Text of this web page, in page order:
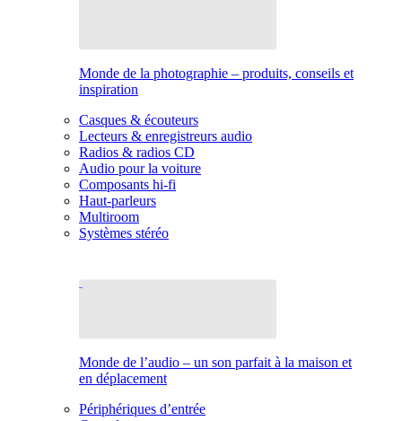
Monde de la photographie – produits, conseils et
inspiration
Casques & écouteurs
Lecteurs & enregistreurs audio
Radios & radios CD
Audio pour la voiture
Composants hi-fi
Haut-parleurs
Multiroom
Systèmes stéréo
Monde de l’audio – un son parfait à la maison et
en déplacement
Périphériques d’entrée